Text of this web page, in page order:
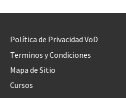
Política de Privacidad VoD
Terminos y Condiciones
Mapa de Sitio
Cursos